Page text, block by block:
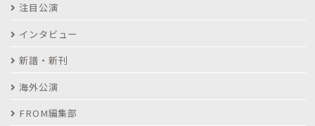
注目公演
インタビュー
新譜・新刊
海外公演
FROM編集部